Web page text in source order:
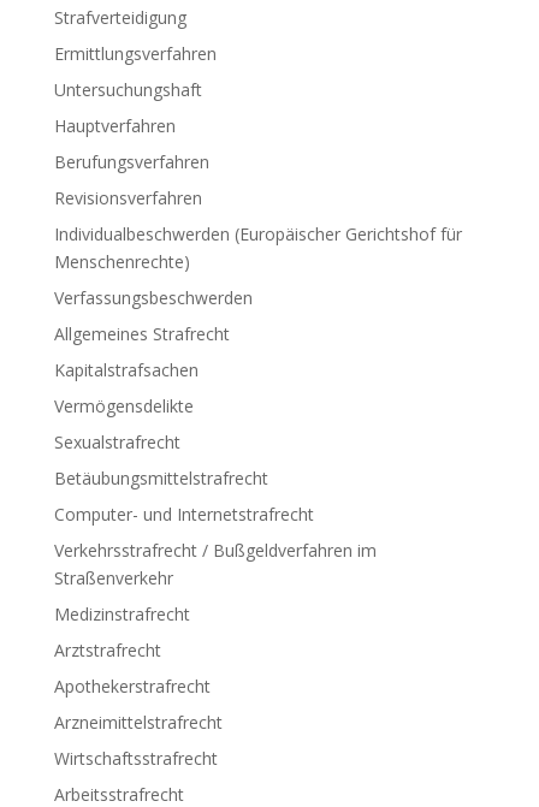
Strafverteidigung
Ermittlungsverfahren
Untersuchungshaft
Hauptverfahren
Berufungsverfahren
Revisionsverfahren
Individualbeschwerden (Europäischer Gerichtshof für
Menschenrechte)
Verfassungsbeschwerden
Allgemeines Strafrecht
Kapitalstrafsachen
Vermögensdelikte
Sexualstrafrecht
Betäubungsmittelstrafrecht
Computer- und Internetstrafrecht
Verkehrsstrafrecht / Bußgeldverfahren im
Straßenverkehr
Medizinstrafrecht
Arztstrafrecht
Apothekerstrafrecht
Arzneimittelstrafrecht
Wirtschaftsstrafrecht
Arbeitsstrafrecht